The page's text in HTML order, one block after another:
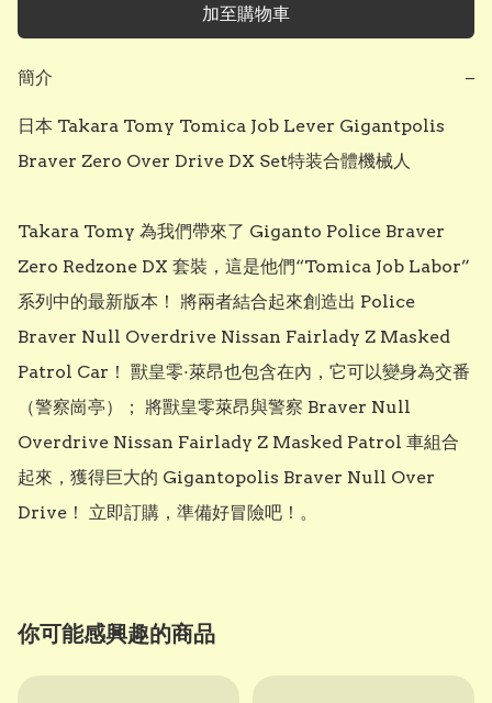
加至購物車
簡介 −
日本 Takara Tomy Tomica Job Lever Gigantpolis
Braver Zero Over Drive DX Set特装合體機械人
Takara Tomy 為我們帶來了 Giganto Police Braver
Zero Redzone DX 套裝，這是他們“Tomica Job Labor”
系列中的最新版本！ 將兩者結合起來創造出 Police
Braver Null Overdrive Nissan Fairlady Z Masked
Patrol Car！ 獸皇零·萊昂也包含在內，它可以變身為交番
（警察崗亭）； 將獸皇零萊昂與警察 Braver Null
Overdrive Nissan Fairlady Z Masked Patrol 車組合
起來，獲得巨大的 Gigantopolis Braver Null Over
Drive！ 立即訂購，準備好冒險吧！。
你可能感興趣的商品